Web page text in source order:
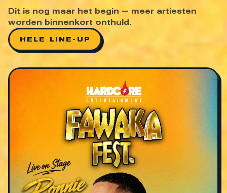
Dit is nog maar het begin — meer artiesten
worden binnenkort onthuld.
HELE LINE-UP